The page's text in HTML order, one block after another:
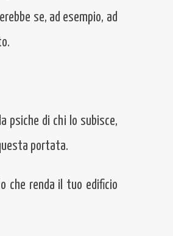
se, ad esempio, ad
psiche di chi lo subisce,
portata.
che renda il tuo edificio